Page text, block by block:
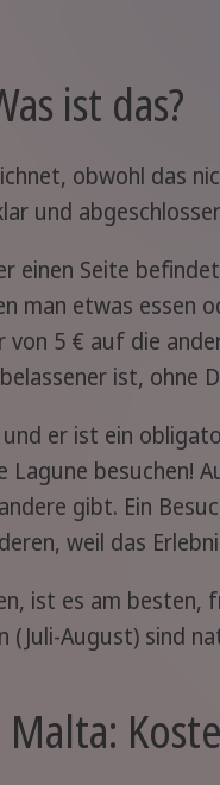
ist das?
obwohl das
und
einen Seite
man etwas essen
von 5 € auf die
ist, ohne
er ist ein
besuchen!
gibt. Ein
weil das
ist es am
(Juli-August) sind